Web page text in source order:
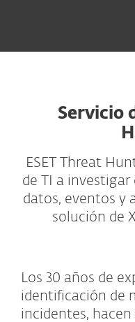
Servicio
ESET Threat
de TI a
datos, eventos y
solución de
Los 30 años de
identificación de
incidentes, hacen